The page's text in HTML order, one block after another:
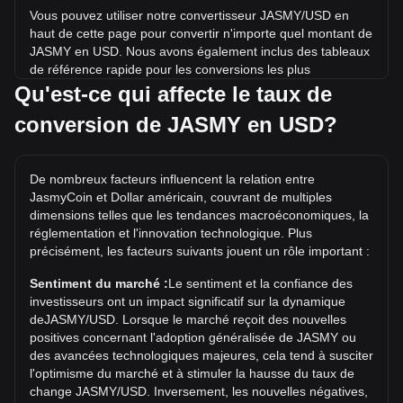
Vous pouvez utiliser notre convertisseur JASMY/USD en
haut de cette page pour convertir n'importe quel montant de
JASMY en USD. Nous avons également inclus des tableaux
de référence rapide pour les conversions les plus
populaires. Par exemple, 5 USD équivalent à 1,230.31
JASMY, tandis que 5 JASMY coûtent environ 0.02032USD.
Le record historique du prix de 1 JASMY en USD est de
$0.1294. Il reste à voir si la valeur de 1 JASMY/USD
dépassera le record historique actuel.
Quelle est la tendance des prix de en USD ?
Au cours des 7 derniers jours, le taux de change de
JasmyCoin (JASMY) a baissé de 1.33%. Au cours du mois
dernier, le taux de change de JasmyCoin (JASMY) a baissé
de 8.20% par rapport à Dollar américain (USD).
Qu'est-ce qui affecte le taux de
conversion de JASMY en USD?
De nombreux facteurs influencent la relation entre
JasmyCoin et Dollar américain, couvrant de multiples
dimensions telles que les tendances macroéconomiques, la
réglementation et l'innovation technologique. Plus
précisément, les facteurs suivants jouent un rôle important :
Sentiment du marché :Le sentiment et la confiance des
investisseurs ont un impact significatif sur la dynamique
deJASMY/USD. Lorsque le marché reçoit des nouvelles
positives concernant l'adoption généralisée de JASMY ou
des avancées technologiques majeures, cela tend à susciter
l'optimisme du marché et à stimuler la hausse du taux de
change JASMY/USD. Inversement, les nouvelles négatives,